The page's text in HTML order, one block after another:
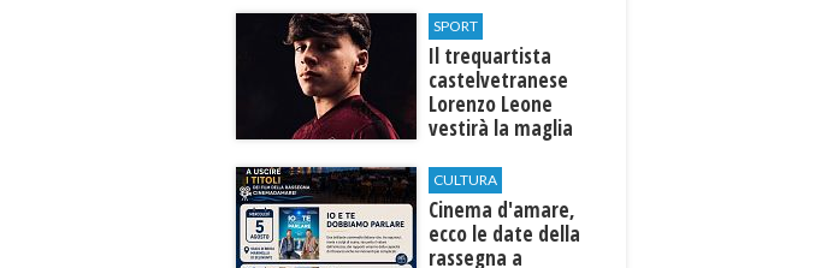
Selinunte
SPORT
Il trequartista
castelvetranese
Lorenzo Leone
vestirà la maglia
CULTURA
Cinema d'amare,
ecco le date della
rassegna a